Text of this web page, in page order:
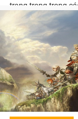
trang trọng trong